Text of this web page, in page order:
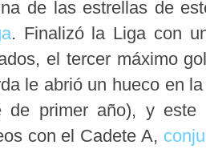
de las estrellas de
. Finalizó la Liga con
el tercer máximo
le abrió un hueco en
de primer año), y
con el Cadete A,